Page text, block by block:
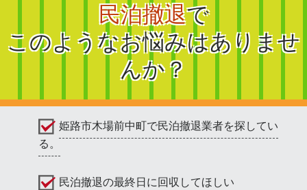
民泊撤退で
このようなお悩みはありませ
んか？
姫路市木場前中町で民泊撤退業者を探してい
る。
民泊撤退の最終日に回収してほしい